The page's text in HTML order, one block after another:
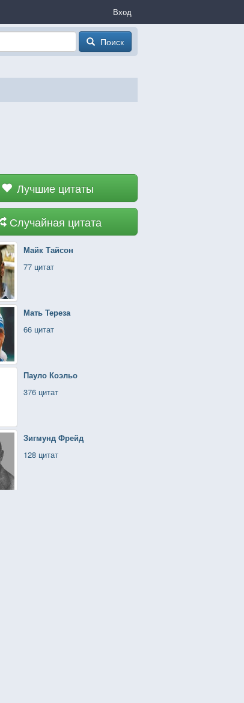
Вход
Поиск
Лучшие цитаты
Случайная цитата
Майк Тайсон
77 цитат
Мать Тереза
66 цитат
Пауло Коэльо
376 цитат
Зигмунд Фрейд
128 цитат